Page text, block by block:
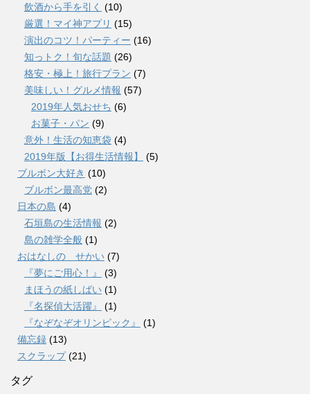
飲酒から手を引く (10)
厳選！マイ神アプリ (15)
演出のコツ！パーティー (16)
知っトク！旬な話題 (26)
格安・極上！旅行プラン (7)
美味しい！グルメ情報 (57)
2019年人気おせち (6)
お菓子・パン (9)
意外！生活の知恵袋 (4)
2019年版【お得生活情報】
(5)
ブルボン大好き (10)
ブルボン最高党 (2)
日本の島 (4)
石垣島の生活情報 (2)
島の雑学全般 (1)
おはなしの せかい (7)
『夢にご用心！』
(3)
まほうの紙しばい (1)
『名探偵大活躍』
(1)
『なぞなぞオリンピック』
(1)
備忘録 (13)
スクラップ(21)
タグ